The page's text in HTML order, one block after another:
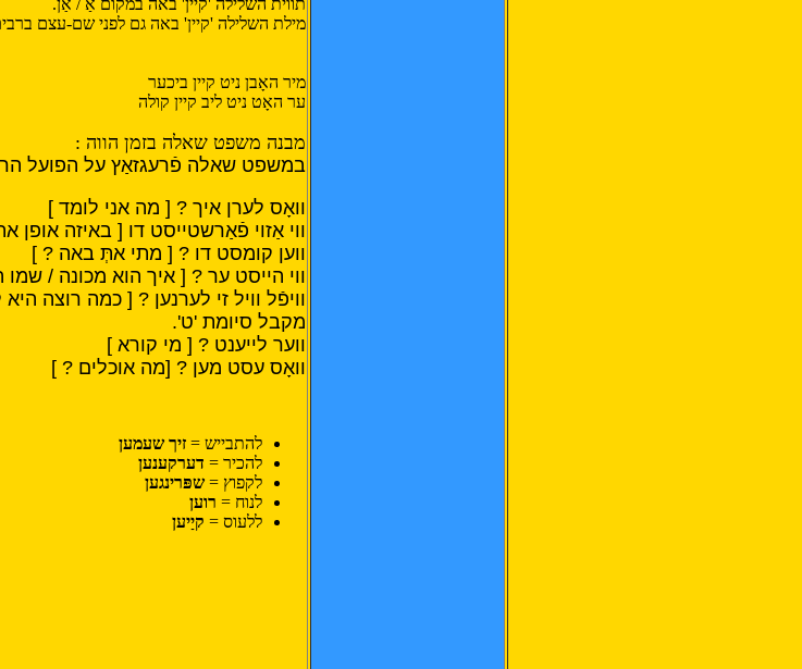
תווית השלילה 'קיין' באה במקום אַ / אַן.
מילת השלילה 'קיין' באה גם לפני שם-עצם
מיר האָבן ניט קיין ביכער
ער האָט ניט ליב קיין קולה
מבנה משפט שאלה בזמן הווה :
במשפט שאלה פֿרעגזאַץ על הפועל
וואָס לערן איך ? [ מה אני לומד ]
ווי אַזוי פֿאַרשטייסט דו [ באיזה אופן
ווען קומסט דו ? [ מתי אתְּ באה ? ]
ווי הייסט ער ? [ איך הוא מכונה / שמו
וויפֿל וויל זי לערנען ? [ כמה רוצה
מקבל סיומת 'ט'.
ווער לייענט ? [ מי קורא ]
וואָס עסט מען ? [מה אוכלים ? ]
להתבייש = זיך שעמען
להכיר = דערקענען
לקפוץ = שפּרינגען
לנוח = רוען
ללעוס = קיַיען